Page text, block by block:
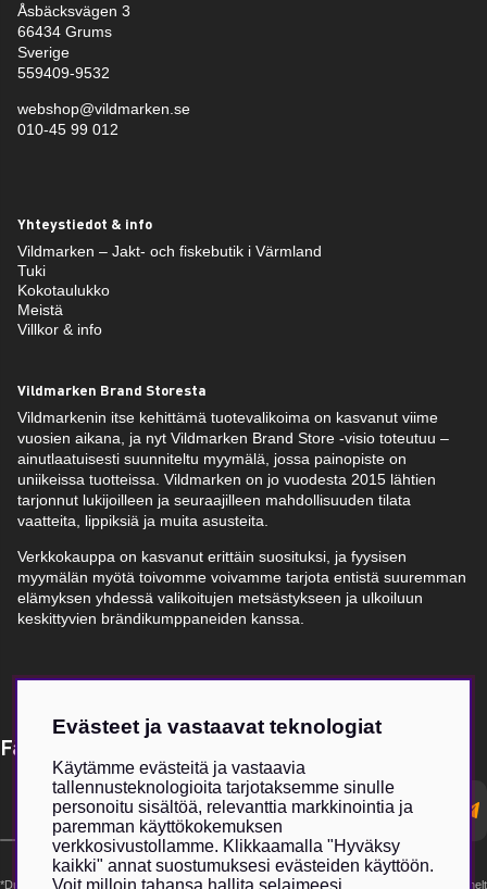
Åsbäcksvägen 3
66434 Grums
Sverige
559409-9532
webshop@vildmarken.se
010-45 99 012
Yhteystiedot & info
Vildmarken – Jakt- och fiskebutik i Värmland
Tuki
Kokotaulukko
Meistä
Villkor & info
Vildmarken Brand Storesta
Vildmarkenin itse kehittämä tuotevalikoima on kasvanut viime
vuosien aikana, ja nyt Vildmarken Brand Store -visio toteutuu –
ainutlaatuisesti suunniteltu myymälä, jossa painopiste on
uniikeissa tuotteissa. Vildmarken on jo vuodesta 2015 lähtien
tarjonnut lukijoilleen ja seuraajilleen mahdollisuuden tilata
vaatteita, lippiksiä ja muita asusteita.
Verkkokauppa on kasvanut erittäin suosituksi, ja fyysisen
myymälän myötä toivomme voivamme tarjota entistä suuremman
elämyksen yhdessä valikoitujen metsästykseen ja ulkoiluun
keskittyvien brändikumppaneiden kanssa.
Få Magasin Vildmarken direkt till din e-post!*
postadress
*Du kan även få erbjudanden och nyheter från samarbetspartners. Din prenumeration är helt
Evästeet ja vastaavat teknologiat
Käytämme evästeitä ja vastaavia
tallennusteknologioita tarjotaksemme sinulle
personoitu sisältöä, relevanttia markkinointia ja
paremman käyttökokemuksen
verkkosivustollamme. Klikkaamalla "Hyväksy
kaikki" annat suostumuksesi evästeiden käyttöön.
Voit milloin tahansa hallita selaimeesi